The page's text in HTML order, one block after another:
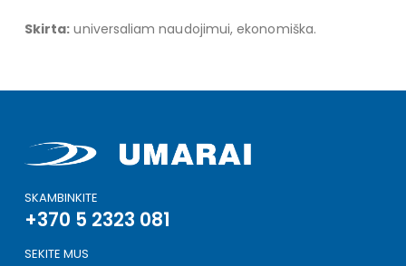
Skirta: universaliam naudojimui, ekonomiška.
SKAMBINKITE
+370 5 2323 081
SEKITE MUS